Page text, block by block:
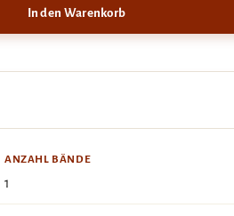
In den Warenkorb
ANZAHL BÄNDE
1